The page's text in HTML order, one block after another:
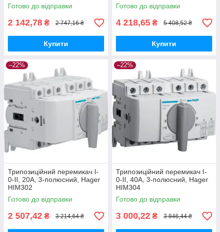
Готово до відправки
2 142,78 ₴ 2 747,16 ₴
Купити
Готово до відправки
4 218,65 ₴ 5 408,52 ₴
Купити
–22%
Трипозиційний перемикач I-
0-II, 20А, 3-полюсний, Hager
HIM302
Готово до відправки
2 507,42 ₴ 3 214,64 ₴
–22%
Трипозиційний перемикач I-
0-II, 40А, 3-полюсний, Hager
HIM304
Готово до відправки
3 000,22 ₴ 3 846,44 ₴